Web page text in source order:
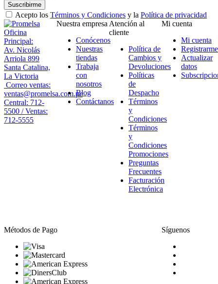
Suscribirme
Acepto los Términos y Condiciones y la Política de privacidad
Oficina
Principal:
Av. Nicolás
Arriola 899
Santa Catalina,
La Victoria
Correo ventas:
ventas@promelsa.com.pe
Central: 712-
5500 / Ventas:
712-5555
Nuestra empresa
Conócenos
Nuestras
tiendas
Trabaja
con
nosotros
Blog
Contáctanos
Atención al
cliente
Política de
Cambios y
Devoluciones
Políticas
de
Despacho
Términos
y
Condiciones
Términos
y
Condiciones
Promociones
Preguntas
Frecuentes
Facturación
Electrónica
Mi cuenta
Mi cuenta
Registrarme
Actualizar
datos
Métodos de Pago Síguenos